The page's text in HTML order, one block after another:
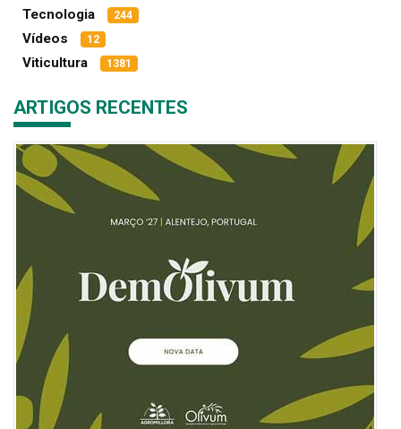
Tecnologia 244
Vídeos 12
Viticultura 1381
ARTIGOS RECENTES